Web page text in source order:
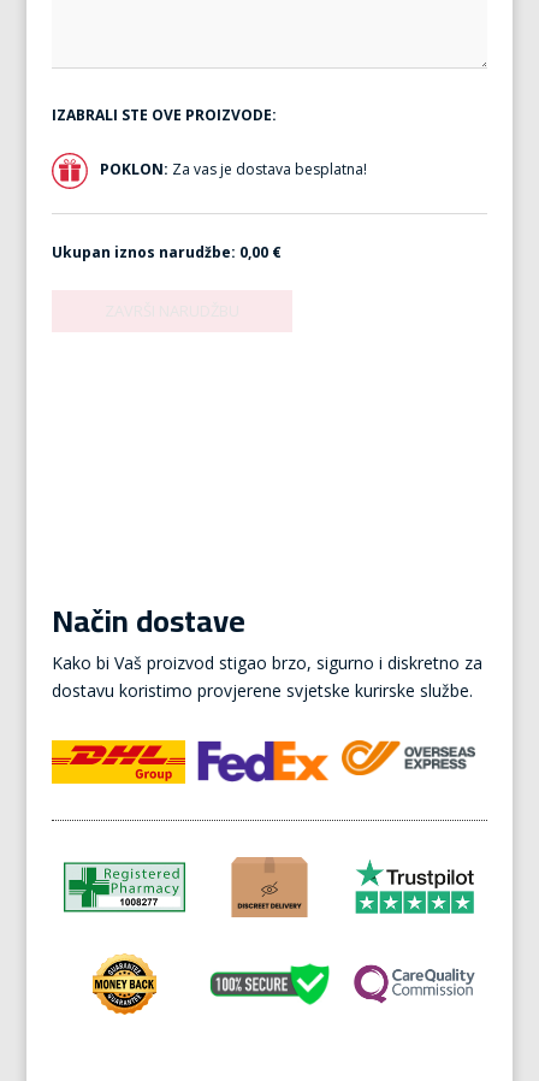
IZABRALI STE OVE PROIZVODE:
POKLON: Za vas je dostava besplatna!
Ukupan iznos narudžbe: 0,00 €
Način dostave
Kako bi Vaš proizvod stigao brzo, sigurno i diskretno za
dostavu koristimo provjerene svjetske kurirske službe.